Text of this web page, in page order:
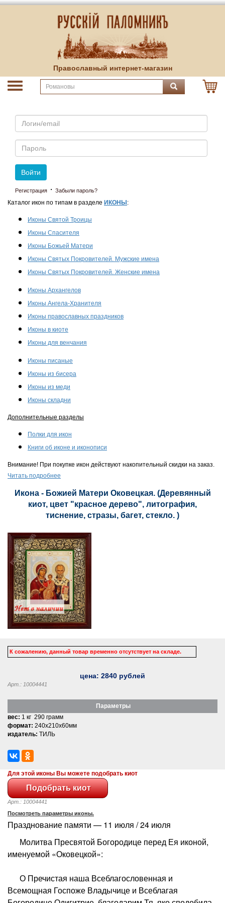
Православный интернет-магазин
Email
Пароль
Войти
Регистрация · Забыли пароль?
Каталог икон по типам в разделе ИКОНЫ :
Иконы Святой Троицы
Иконы Спасителя
Иконы Божьей Матери
Иконы Святых Покровителей. Мужские имена
Иконы Святых Покровителей. Женские имена
Иконы Архангелов
Иконы Ангела-Хранителя
Иконы православных праздников
Иконы в киоте
Иконы для венчания
Иконы писаные
Иконы из бисера
Иконы из меди
Иконы складни
Дополнительные разделы
Полки для икон
Книги об иконе и иконописи
Внимание! При покупке икон действуют накопительный скидки на заказ.
Читать подробнее
Икона - Божией Матери Оковецкая. (Деревянный
киот, цвет "красное дерево", литография,
тиснение, стразы, багет, стекло. )
К сожалению, данный товар временно отсутствует на складе.
цена: 2840 рублей
Арт.: 10004441
Параметры
вес: 1 кг 290 грамм
формат: 240x210x60мм
издатель: ТИЛЬ
Для этой иконы Вы можете подобрать киот
Арт.: 10004441
Посмотреть параметры иконы.
Празднование памяти — 11 июля / 24 июля
Молитва Пресвятой Богородице перед Ея иконой,
именуемой «Оковецкой»:
О Пречистая наша Всеблагословенная и
Всемощная Госпоже Владычице и Всеблагая